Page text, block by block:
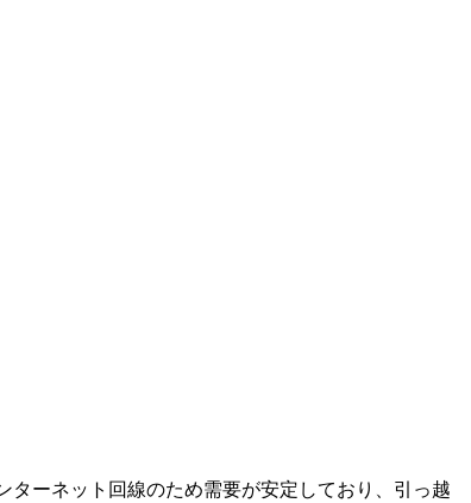
ターネット回線のため需要が安定しており、引っ越